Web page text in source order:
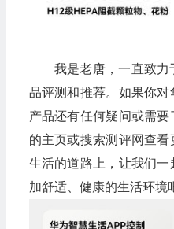
我是老唐，一直致
品评测和推荐。如果你
产品还有任何疑问或需
的主页或搜索测评网查
生活的道路上，让我们
加舒适、健康的生活环境
💰